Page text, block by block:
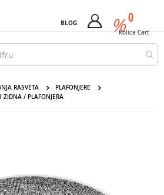
BLOG %
Cart 0
Kolica Cart
RASVETA
PLAFONJERE
ZIDNA / PLAFONJERA